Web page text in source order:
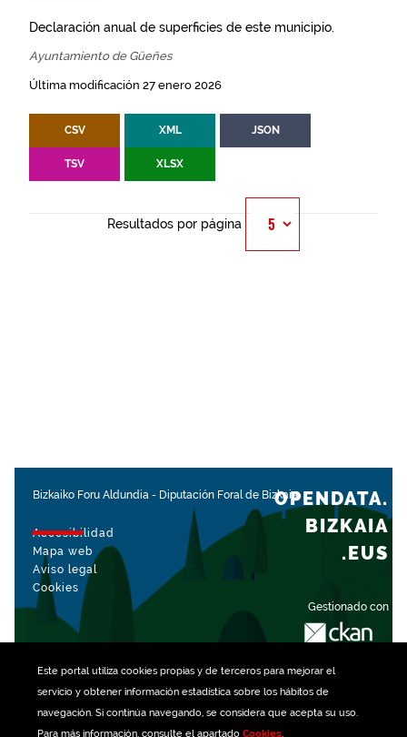
Este portal utiliza cookiespropias y de terceros para mejorar el
servicio y obtener información estadística sobre los hábitos de
navegación. Si continúa navegando, se considera que acepta su uso.
Para más información, consulte el apartado Cookies.
Declaración anual de superficies de este municipio.
Ayuntamiento de Güeñes
Última modificación 27 enero 2026
CSV XML JSON
TSV XLSX
Resultados por página
Bizkaiko Foru Aldundia - Diputación Foral de Bizkaia
Accesibilidad
Mapa web
Aviso legal
Cookies
Gestionado con
OPENDATA.
BIZKAIA
.EUS